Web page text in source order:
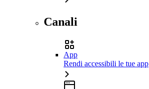
Canali
App
Rendi accessibili le tue app